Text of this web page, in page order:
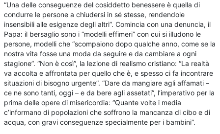
“Una delle conseguenze del cosiddetto benessere è quella di
condurre le persone a chiudersi in sé stesse, rendendole
insensibili alle esigenze degli altri”. Comincia con una denuncia, il
Papa: il bersaglio sono i “modelli effimeri” con cui si illudono le
persone, modelli che “scompaiono dopo qualche anno, come se la
nostra vita fosse una moda da seguire e da cambiare a ogni
stagione”. “Non è così”, la lezione di realismo cristiano: “La realtà
va accolta e affrontata per quello che è, e spesso ci fa incontrare
situazioni di bisogno urgente”. “Dare da mangiare agli affamati –
ce ne sono tanti, oggi – e da bere agli assetati”, l’imperativo per la
prima delle opere di misericordia: “Quante volte i media
c’informano di popolazioni che soffrono la mancanza di cibo e di
acqua, con gravi conseguenze specialmente per i bambini”.